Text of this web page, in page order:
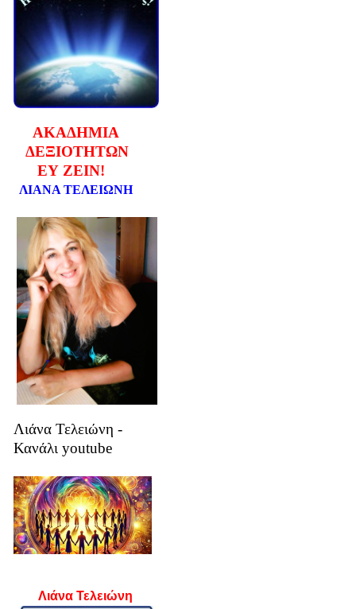
ΑΚΑΔΗΜΙΑ
ΔΕΞΙΟΤΗΤΩΝ
ΕΥ ΖΕΙΝ!
ΛΙΑΝΑ ΤΕΛΕΙΩΝΗ
Λιάνα Τελειώνη -
Κανάλι youtube
Λιάνα Τελειώνη